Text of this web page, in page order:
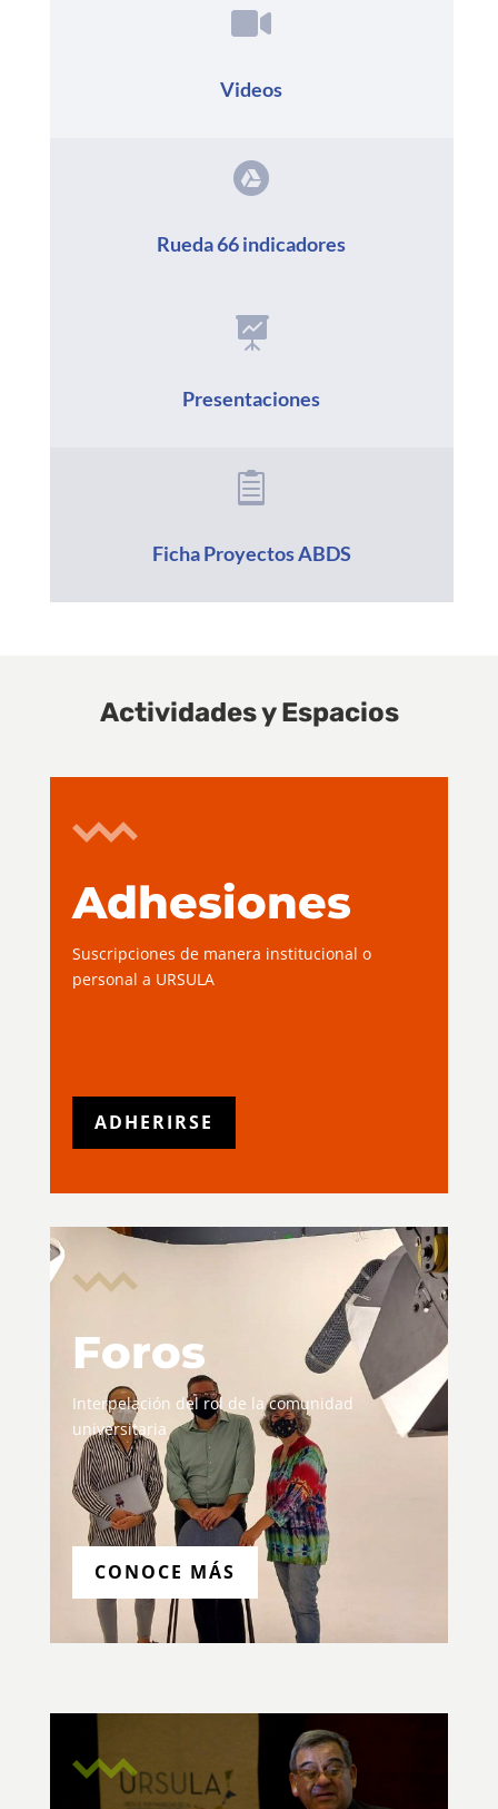

Videos

Rueda 66 indicadores

Presentaciones

Ficha Proyectos ABDS
Actividades y Espacios
Adhesiones
Suscripciones de manera institucional o
personal a URSULA
ADHERIRSE
Foros
Interpelación del rol de la comunidad
universitaria
CONOCE MÁS